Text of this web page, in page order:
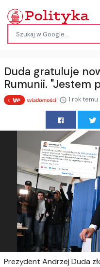
Duda gratuluje
Rumunii. "Jestem
1 rok temu
Prezydent Andrzej Duda